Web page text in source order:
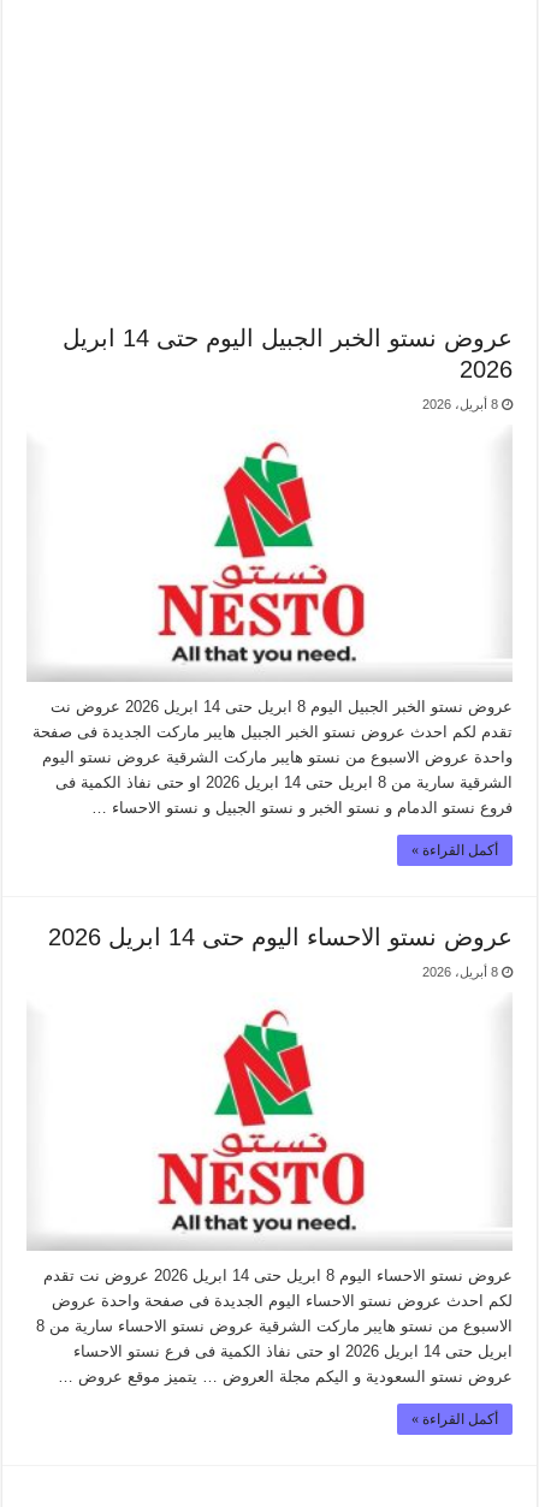
عروض نستو الخبر الجبيل اليوم حتى 14 ابريل
2026
8 أبريل، 2026
عروض نستو الخبر الجبيل اليوم 8 ابريل حتى 14 ابريل 2026 عروض نت
تقدم لكم احدث عروض نستو الخبر الجبيل هايبر ماركت الجديدة فى صفحة
واحدة عروض الاسبوع من نستو هايبر ماركت الشرقية عروض نستو اليوم
الشرقية سارية من 8 ابريل حتى 14 ابريل 2026 او حتى نفاذ الكمية فى
فروع نستو الدمام و نستو الخبر و نستو الجبيل و نستو الاحساء …
أكمل القراءة »
عروض نستو الاحساء اليوم حتى 14 ابريل 2026
8 أبريل، 2026
عروض نستو الاحساء اليوم 8 ابريل حتى 14 ابريل 2026 عروض نت تقدم
لكم احدث عروض نستو الاحساء اليوم الجديدة فى صفحة واحدة عروض
الاسبوع من نستو هايبر ماركت الشرقية عروض نستو الاحساء سارية من 8
ابريل حتى 14 ابريل 2026 او حتى نفاذ الكمية فى فرع نستو الاحساء
عروض نستو السعودية و اليكم مجلة العروض … يتميز موقع عروض …
أكمل القراءة »